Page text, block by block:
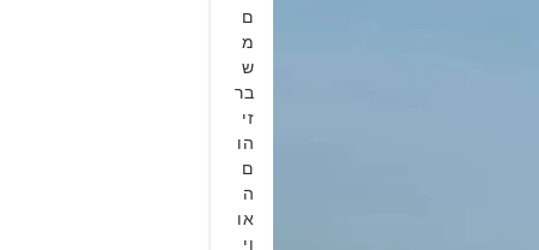
ם
מ
ש
בר
זי
הו
ם
ה
או
וי